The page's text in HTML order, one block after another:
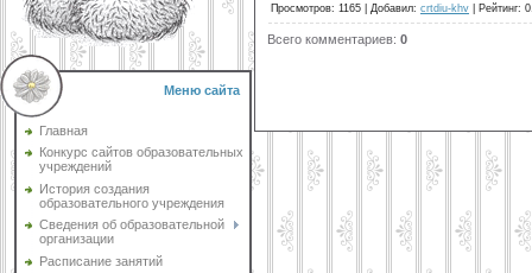
Меню сайта
Главная
Конкурс сайтов образовательных
учреждений
История создания
образовательного учреждения
Сведения об образовательной
организации
Расписание занятий
Просмотров: 1165 Добавил: crtdiu-khv Рейтинг:
Всего комментариев: 0